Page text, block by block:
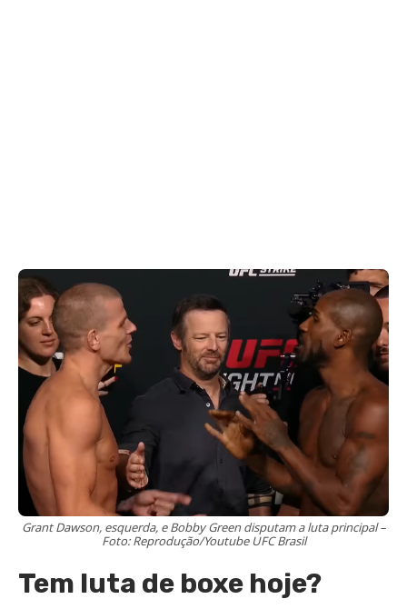
Grant Dawson, esquerda, e Bobby Green disputam a luta principal –
Foto: Reprodução/Youtube UFC Brasil
Tem luta de boxe hoje?